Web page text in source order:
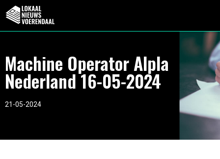
Machine Operator Alpla
Nederland 16-05-2024
21-05-2024